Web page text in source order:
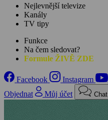
Nejlevnější televize
Kanály
TV tipy
Funkce
Na čem sledovat?
Formule ŽIVĚ ZDE
Facebook Instagram
Objednat
Můj účet Chat